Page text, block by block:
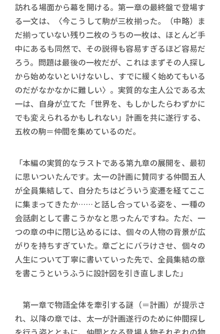
訪れる場面から幕を開ける。第一章の最終盤で登場す
る一文は、〈今こうして駒が三枚揃った。（中略）ま
だ揃っていない残り二枚のうちの一枚は、ほとんど手
中にあるも同然で、その説得も容易すぎるほど容易だ
ろう。問題は最後の一枚だが、これはまずその人探し
から始めないといけないし、すでに緩く始めてもいる
のだがなかなかに難しい〉。実質的な主人公である太
一は、自身が立てた「世界を、もしかしたらわずかに
でも変えられるかもしれない」計画を共に遂行する、
五枚の駒＝仲間を集めているのだ。
「本編の実質的なラストである第九章の展開を、最初
に思いついたんです。太一の計画に賛同する仲間五人
が全員集結して、自分たちはどういう変遷を経てここ
に集まってきたか……と話し合っている姿を、一種の
会話劇として書こうかなと思ったんですね。ただ、一
つの章の中に閉じ込めるには、個々の人物の背景が広
がりを持ちすぎていた。章ごとにバラけさせ、個々の
人生について丁寧に書いていった先で、全員集結の章
を書こうというふうに設計図を引き直しました」
第一章で物語全体を牽引する謎（＝計画）が提示さ
れ、以降の章では、太一が計画遂行のために仲間探し